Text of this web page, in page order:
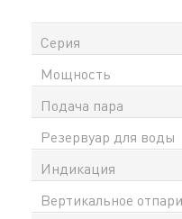
Серия
Мощность
Подача пара
Резервуар для воды
Индикация
Вертикальное